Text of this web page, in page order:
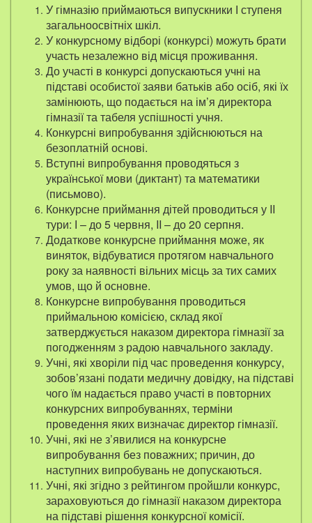
У гімназію приймаються випускники І ступеня
загальноосвітніх шкіл.
У конкурсному відборі (конкурсі) можуть брати
участь незалежно від місця проживання.
До участі в конкурсі допускаються учні на
підставі особистої заяви батьків або осіб, які їх
замінюють, що подається на ім’я директора
гімназії та табеля успішності учня.
Конкурсні випробування здійснюються на
безоплатній основі.
Вступні випробування проводяться з
української мови (диктант) та математики
(письмово).
Конкурсне приймання дітей проводиться у II
тури: І – до 5 червня, II – до 20 серпня.
Додаткове конкурсне приймання може, як
виняток, відбуватися протягом навчального
року за наявності вільних місць за тих самих
умов, що й основне.
Конкурсне випробування проводиться
приймальною комісією, склад якої
затверджується наказом директора гімназії за
погодженням з радою навчального закладу.
Учні, які хворіли під час проведення конкурсу,
зобов’язані подати медичну довідку, на підставі
чого їм надається право участі в повторних
конкурсних випробуваннях, терміни
проведення яких визначає директор гімназії.
Учні, які не з’явилися на конкурсне
випробування без поважних; причин, до
наступних випробувань не допускаються.
Учні, які згідно з рейтингом пройшли конкурс,
зараховуються до гімназії наказом директора
на підставі рішення конкурсної комісії.